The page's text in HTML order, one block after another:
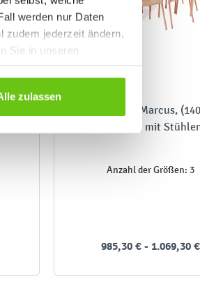
werden nur Daten
zudem jederzeit ändern,
Sie in unseren
zulassen
Flüstertisch Marcus,
cm, beige), mit
Anzahl der Größen: 3
985,30 € - 1.069,30 €